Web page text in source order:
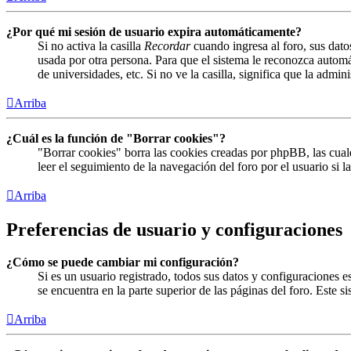
¿Por qué mi sesión de usuario expira automáticamente?
Si no activa la casilla Recordarcuando ingresa al foro, sus
usada por otra persona. Para que el sistema le reconozca
de universidades, etc. Si no ve la casilla, significa que la
Arriba
¿Cuál es la función de "Borrar cookies"?
"Borrar cookies" borra las cookies creadas por phpBB, las
leer el seguimiento de la navegación del foro por el usuario si
Arriba
Preferencias de usuario y configuraciones
¿Cómo se puede cambiar mi configuración?
Si es un usuario registrado, todos sus datos y configuraciones
se encuentra en la parte superior de las páginas del foro. Este
Arriba